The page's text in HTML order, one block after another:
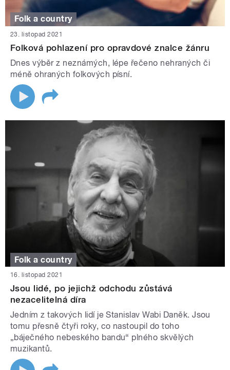
Folk a country
23. listopad 2021
Folková pohlazení pro opravdové znalce žánru
Dnes výběr z neznámých, lépe řečeno nehraných či
méně ohraných folkových písní.
Folk a country
16. listopad 2021
Jsou lidé, po jejichž odchodu zůstává
nezacelitelná díra
Jedním z takových lidí je Stanislav Wabi Daněk. Jsou
tomu přesně čtyři roky, co nastoupil do toho
„báječného nebeského bandu“ plného skvělých
muzikantů.